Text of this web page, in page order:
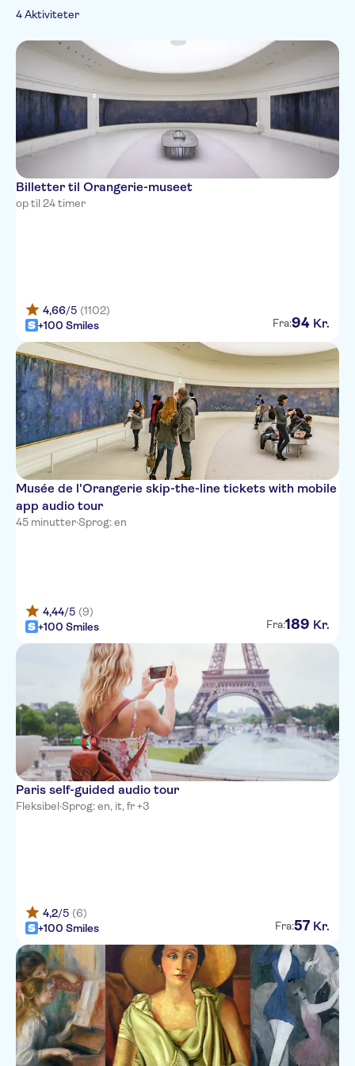
Topattraktioner
Spanish
4 Aktiviteter
Billetter til Orangerie-museet
op til 24 timer
4,66/5 (1102)
+100 Smiles
Fra:94 Kr.
Musée de l'Orangerie skip-the-line tickets with mobile
app audio tour
45 minutter·Sprog: en
4,44/5 (9)
+100 Smiles
Fra:189 Kr.
Paris self-guided audio tour
Fleksibel·Sprog: en, it, fr +3
4,2/5 (6)
+100 Smiles
Fra:57 Kr.